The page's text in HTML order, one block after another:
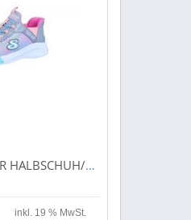
SKECHERS KINDER HALBSCHUH/SNEAKER DREAMY LITES GRAY (MEHRFARBIG) 303514GYMT
inkl. 19 % MwSt.